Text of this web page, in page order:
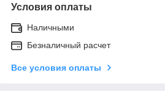
Условия оплаты
Наличными
Безналичный расчет
Все условия оплаты